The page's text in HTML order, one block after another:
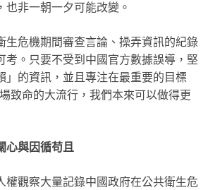
也非一朝一夕可能改變。
生危機期間審查言論、操弄資訊的紀錄
考。只要不受到中國官方數據誤導，堅
」的資訊，並且專注在最重要的目標
致命的大流行，我們本來可以做得更
心與因循苟且
權觀察大量記錄中國政府在公共衛生危